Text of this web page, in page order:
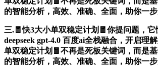
的智能分析，高效、准确、全面，助你一步
三.🧧快3大小单双稳定计划🧧你提问题，它
deepseek gpt-4.0 百度ai全栈融合，开启理
单双稳定计划🧧不再是死板关键词，而是
的智能分析，高效、准确、全面，助你一步